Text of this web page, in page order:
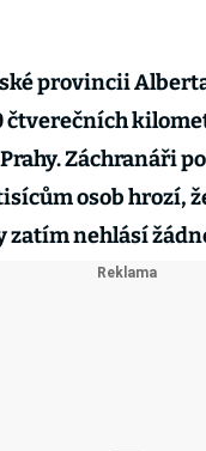
provincii
čtverečních
Záchranáři
osob hrozí,
zatím nehlásí